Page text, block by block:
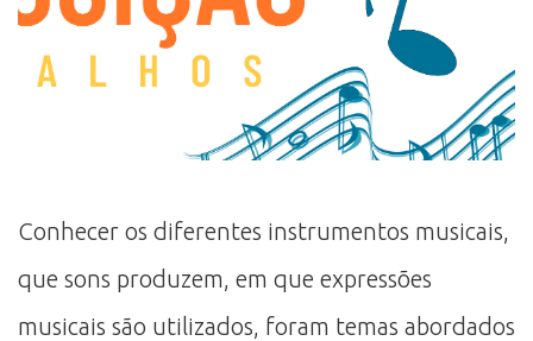
Conhecer os diferentes instrumentos musicais,
que sons produzem, em que expressões
musicais são utilizados, foram temas abordados